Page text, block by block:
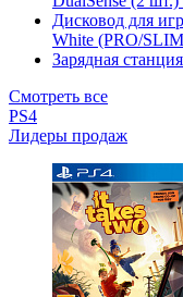
Дисковод для
White (PRO/
Зарядная
Смотреть все
PS4
Лидеры продаж